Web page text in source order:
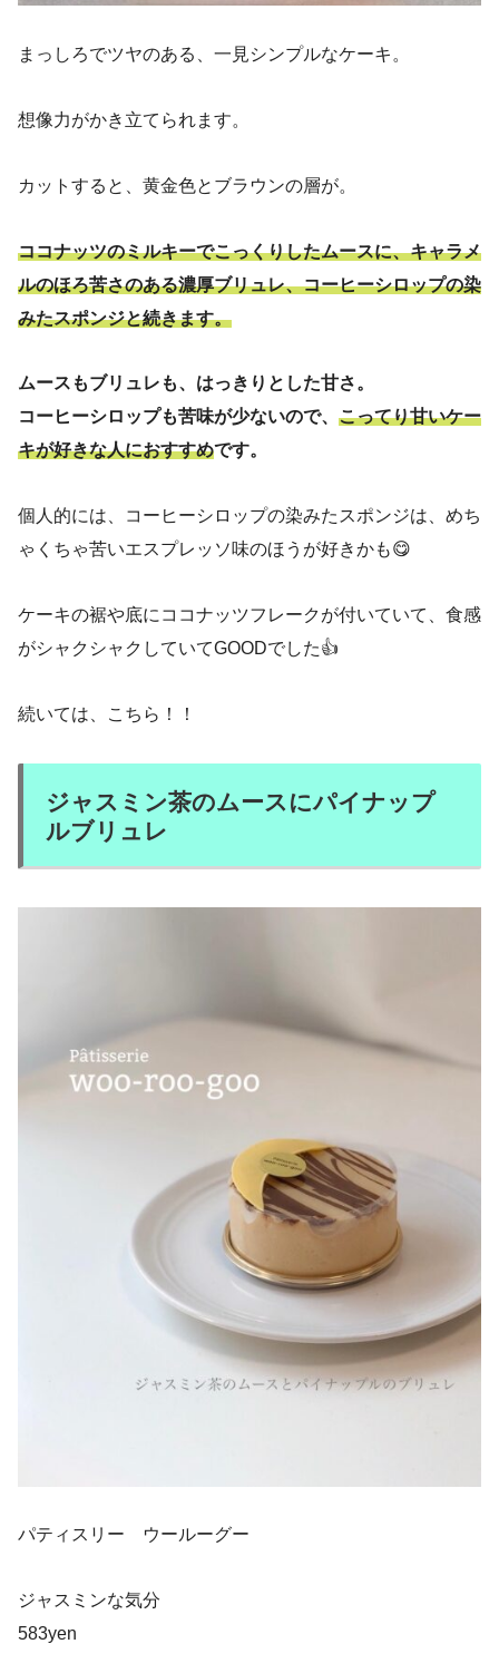
まっしろでツヤのある、一見シンプルなケーキ。
想像力がかき立てられます。
カットすると、黄金色とブラウンの層が。
ココナッツのミルキーでこっくりしたムースに、キャラメ
ルのほろ苦さのある濃厚ブリュレ、コーヒーシロップの染
みたスポンジと続きます。
ムースもブリュレも、はっきりとした甘さ。
コーヒーシロップも苦味が少ないので、 こってり甘いケー
キが好きな人におすすめです。
個人的には、コーヒーシロップの染みたスポンジは、めち
ゃくちゃ苦いエスプレッソ味のほうが好きかも😋
ケーキの裾や底にココナッツフレークが付いていて、食感
がシャクシャクしていてGOODでした👍
続いては、こちら！！
ジャスミン茶のムースにパイナップ
ルブリュレ
パティスリー ウールーグー
ジャスミンな気分
583yen